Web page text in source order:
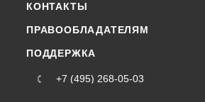
КОНТАКТЫ
ПРАВООБЛАДАТЕЛЯМ
ПОДДЕРЖКА
+7 (495) 268-05-03